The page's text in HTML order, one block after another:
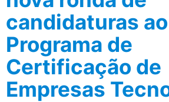
candidaturas ao
Programa de
Certificação de
Empresas